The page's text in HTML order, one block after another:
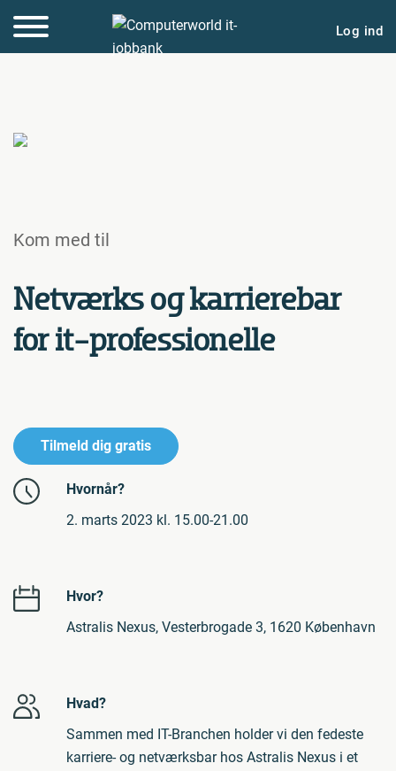
Log ind
Kom med til
Netværks og karrierebar
for it-professionelle
Tilmeld dig gratis
Hvornår?
2. marts 2023 kl. 15.00-21.00
Hvor?
Astralis Nexus, Vesterbrogade 3, 1620 København
Hvad?
Sammen med IT-Branchen holder vi den fedeste
karriere- og netværksbar hos Astralis Nexus i et